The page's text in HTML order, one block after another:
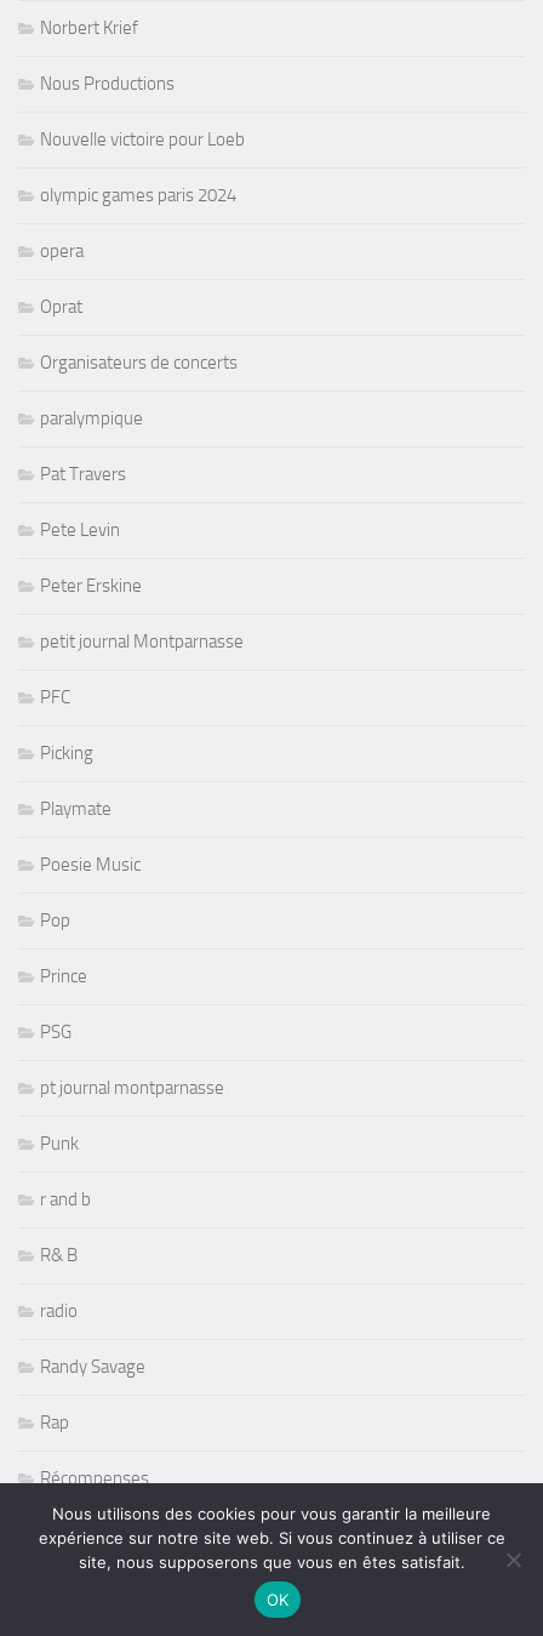
Norbert Krief
Nous Productions
Nouvelle victoire pour Loeb
olympic games paris 2024
opera
Oprat
Organisateurs de concerts
paralympique
Pat Travers
Pete Levin
Peter Erskine
petit journal Montparnasse
PFC
Picking
Playmate
Poesie Music
Pop
Prince
PSG
pt journal montparnasse
Punk
r and b
R& B
radio
Randy Savage
Rap
Récompenses
Reggae
Nous utilisons des cookies pour vous garantir la meilleure
expérience sur notre site web. Si vous continuez à utiliser ce
site, nous supposerons que vous en êtes satisfait.
OK